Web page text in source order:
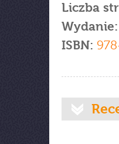
Liczba
Wydanie:
ISBN: